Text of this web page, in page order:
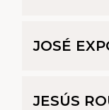
JOSÉ
JESÚS